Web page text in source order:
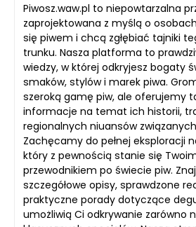
Piwosz.waw.pl to niepowtarzalna
zaprojektowana z myślą o
się piwem i chcą zgłębiać tajniki
trunku. Nasza platforma to
wiedzy, w której odkryjesz bogaty
smaków, stylów i marek piwa.
szeroką gamę piw, ale oferujemy
informacje na temat ich historii,
regionalnych niuansów
Zachęcamy do pełnej eksploracji
który z pewnością stanie się
przewodnikiem po świecie piw.
szczegółowe opisy, sprawdzone
praktyczne porady dotyczące
umożliwią Ci odkrywanie zarówno